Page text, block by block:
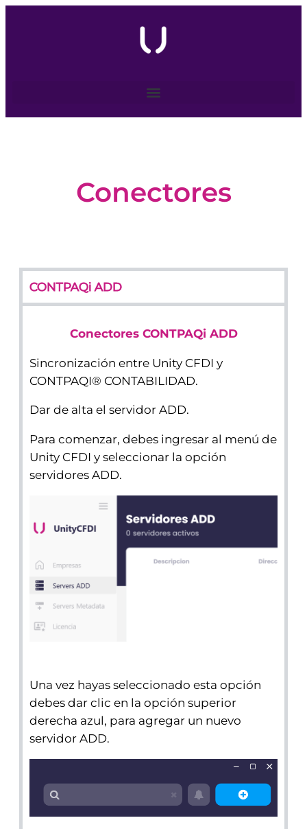
Conectores
CONTPAQi ADD
Conectores CONTPAQi ADD
Sincronización entre Unity CFDI y
CONTPAQI® CONTABILIDAD.
Dar de alta el servidor ADD.
Para comenzar, debes ingresar al menú de
Unity CFDI y seleccionar la opción
servidores ADD.
Una vez hayas seleccionado esta opción
debes dar clic en la opción superior
derecha azul, para agregar un nuevo
servidor ADD.